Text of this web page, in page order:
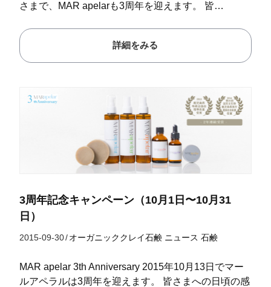
さまで、MAR apelarも3周年を迎えます。 皆…
詳細をみる
3周年記念キャンペーン（10月1日〜10月31
日）
2015-09-30/オーガニッククレイ石鹸 ニュース 石鹸
MAR apelar 3th Anniversary 2015年10月13日でマー
ルアペラルは3周年を迎えます。 皆さまへの日頃の感